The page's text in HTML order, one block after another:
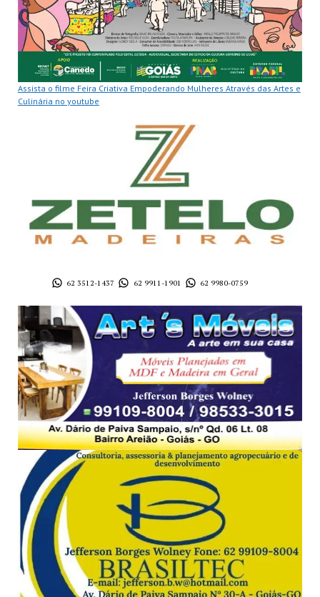
Assista o filme Feira Criativa Empoderando Mulheres Através das Artes e
Culinária no youtube
62 3512-1437 62 9911-1901 62 9980-0759